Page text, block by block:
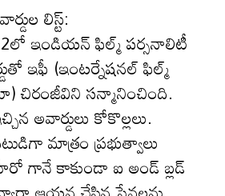
లిస్ట్‌:
ఇండియన్ ఫిల్మ్ పర్సనాలిటీ
ఇఫీ (ఇంటర్నేషనల్ ఫిల్మ్
చిరంజీవిని సన్మానించింది.
అవార్డులు కోకొల్లలు.
మాత్రం ప్రభుత్వాలు
గానే కాకుండా ఐ అండ్‌ బ్లడ్